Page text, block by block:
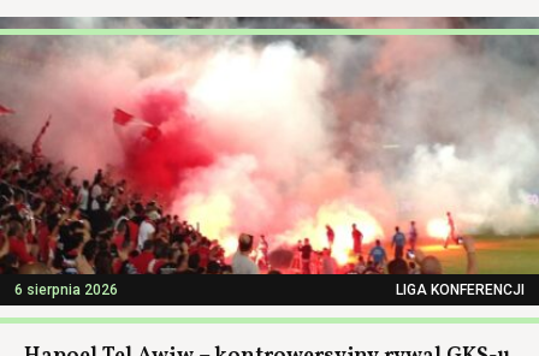
6 sierpnia 2026 LIGA KONFERENCJI